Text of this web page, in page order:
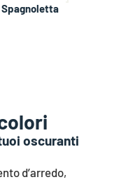
Spagnoletta
oscuranti
d’arredo,